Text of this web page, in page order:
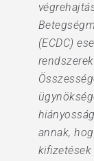
(ECDC)
annak,